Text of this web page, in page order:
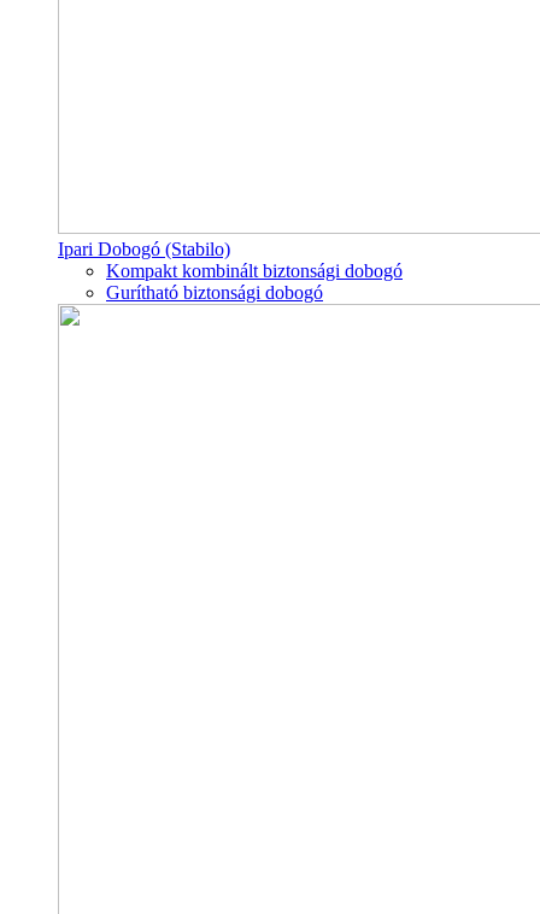
Ipari Dobogó (Stabilo)
Kompakt kombinált biztonsági dobogó
Gurítható biztonsági dobogó